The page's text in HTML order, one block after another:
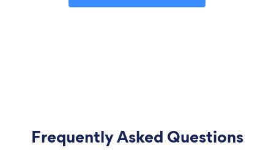
Frequently Asked Questions